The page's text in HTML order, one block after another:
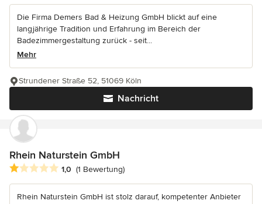
Die Firma Demers Bad & Heizung GmbH blickt auf eine
langjährige Tradition und Erfahrung im Bereich der
Badezimmergestaltung zurück - seit...
Mehr
Nachricht
Strundener Straße 52, 51069 Köln
Rhein Naturstein GmbH
Durchschnittliche Bewertung: 1 von 5 Sternen
1,0 (1 Bewertung)
Rhein Naturstein GmbH ist stolz darauf, kompetenter Anbieter